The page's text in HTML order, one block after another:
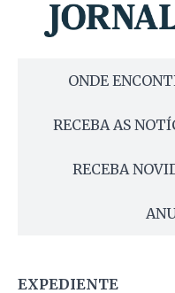
ONDE
RECEBA AS
RECEBA
EXPEDIENTE